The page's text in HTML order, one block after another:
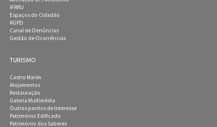
IFRRU
Espaços do Cidadão
RGPD
Canal de Denúncias
Gestão de Ocorrências
TURISMO
Castro Marim
Alojamentos
Restauração
Galeria Multimédia
Outros pontos de Interesse
Património Edificado
Património dos Saberes